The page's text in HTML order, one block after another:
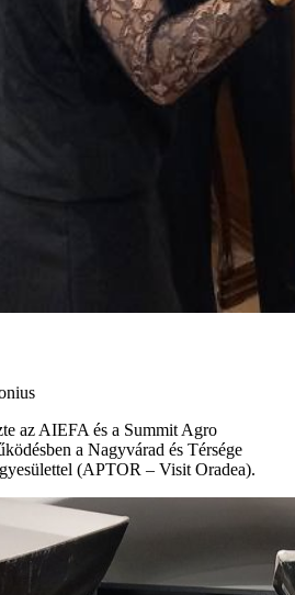
az AIEFA és a Summit Agro
a Nagyvárad és Térsége
(APTOR – Visit Oradea).